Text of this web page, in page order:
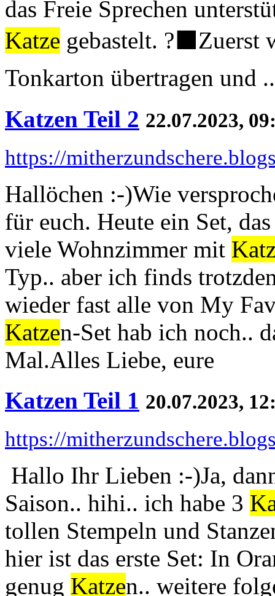
das Freie Sprechen
Katze gebastelt. ?‍⬛Zuerst
Tonkarton übertragen und
Katzen Teil 2 22.07.2023,
https://
Hallöchen :-)Wie
für euch. Heute ein Set,
viele Wohnzimmer mit
Typ.. aber ich finds
wieder fast alle von My
Katzen-Set hab ich noch..
Mal.Alles Liebe, eure
Katzen Teil 1 20.07.2023,
https://
Hallo Ihr Lieben :-)Ja,
Saison.. hihi.. ich habe 3
tollen Stempeln und
hier ist das erste Set: In
genug Katzen.. weitere